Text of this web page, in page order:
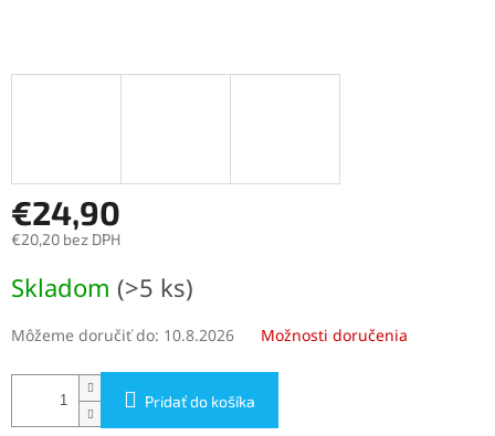
€24,90
€20,20 bez DPH
cena:
Skladom (>5 ks)
Môžeme doručiť do: 10.8.2026 Možnosti doručenia
Pridať do košíka